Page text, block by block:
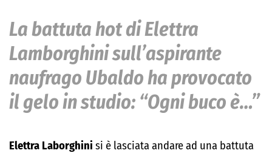
La battuta hot di Elettra
Lamborghini sull’aspirante
naufrago Ubaldo ha provocato
il gelo in studio: “Ogni buco è…”
Elettra Laborghini si è lasciata andare ad una battuta